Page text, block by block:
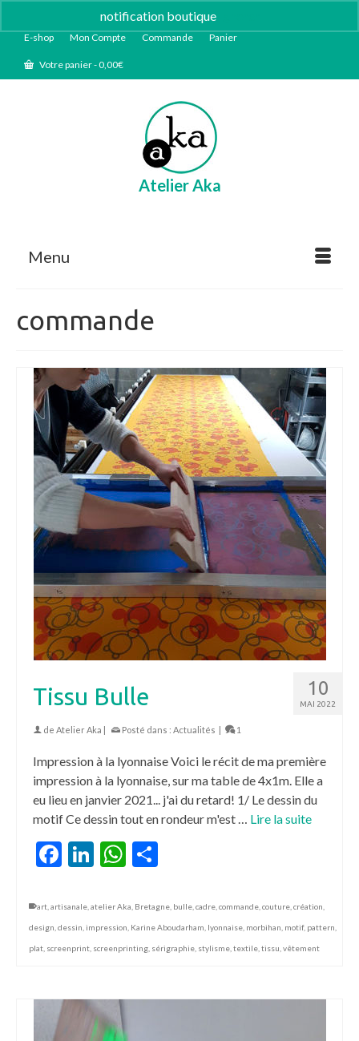
notification boutique
E-shop Mon Compte Commande Panier
Votre panier-0,00€
Atelier Aka
Menu
commande
10
MAI 2022
Tissu Bulle
de Atelier Aka | Posté dans : Actualités | 1
Impression à la lyonnaise Voici le récit de ma première
impression à la lyonnaise, sur ma table de 4x1m. Elle a
eu lieu en janvier 2021... j'ai du retard! 1/ Le dessin du
motif Ce dessin tout en rondeur m'est … Lire la suite
Facebook
LinkedIn
WhatsApp
art artisanale atelier Aka Bretagne bulle cadre commande couture création
design dessin impression Karine Aboudarham lyonnaise morbihan motif, pattern
plat screenprint screenprinting sérigraphie stylisme textile tissu vêtement